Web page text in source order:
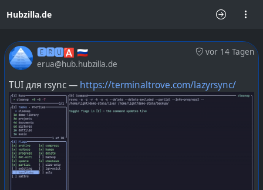
Hubzilla.de
vor 14 Tagen
🅴🆁🆄🅰 🇷🇺
erua@hub.hubzilla.de
TUI для rsync — https://terminaltrove.com/lazyrsync/